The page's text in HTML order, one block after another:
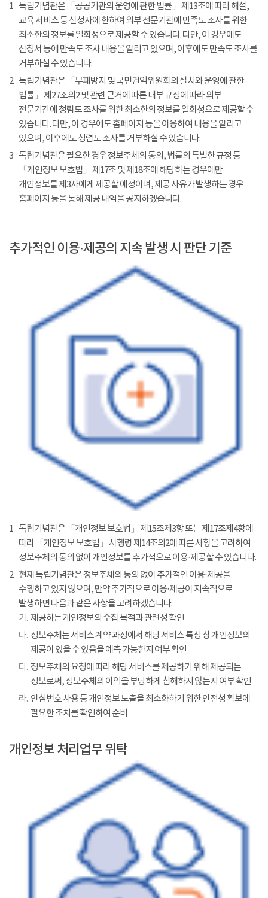
1 독립기념관은 「공공기관의 운영에 관한 법률」 제13조에 따라 해설,
교육 서비스 등 신청자에 한하여 외부 전문기관에 만족도 조사를 위한
최소한의 정보를 일회성으로 제공할 수 있습니다. 다만, 이 경우에도
신청서 등에 만족도 조사 내용을 알리고 있으며, 이후에도 만족도 조사를
거부하실 수 있습니다.
2 독립기념관은 「부패방지 및 국민권익위원회의 설치와 운영에 관한
법률」 제27조의2 및 관련 근거에 따른 내부 규정에 따라 외부
전문기간에 청렴도 조사를 위한 최소한의 정보를 일회성으로 제공할 수
있습니다. 다만, 이 경우에도 홈페이지 등을 이용하여 내용을 알리고
있으며, 이후에도 청렴도 조사를 거부하실 수 있습니다.
3 독립기념관은 필요한 경우 정보주체의 동의, 법률의 특별한 규정 등
「개인정보 보호법」 제17조 및 제18조에 해당하는 경우에만
개인정보를 제3자에게 제공할 예정이며, 제공 사유가 발생하는 경우
홈페이지 등을 통해 제공 내역을 공지하겠습니다.
추가적인 이용·제공의 지속 발생 시 판단 기준
1 독립기념관은 「개인정보 보호법」 제15조제3항 또는 제17조제4항에
따라 「개인정보 보호법」 시행령 제14조의2에 따른 사항을 고려하여
정보주체의 동의 없이 개인정보를 추가적으로 이용·제공할 수 있습니다.
2 현재 독립기념관은 정보주체의 동의 없이 추가적인 이용·제공을
수행하고 있지 않으며, 만약 추가적으로 이용·제공이 지속적으로
발생하면 다음과 같은 사항을 고려하겠습니다.
가. 제공하는 개인정보의 수집 목적과 관련성 확인
나. 정보주체는 서비스 계약 과정에서 해당 서비스 특성 상 개인정보의
제공이 있을 수 있음을 예측 가능한지 여부 확인
다. 정보주체의 요청에 따라 해당 서비스를 제공하기 위해 제공되는
정보로써, 정보주체의 이익을 부당하게 침해하지 않는지 여부 확인
라. 안심번호 사용 등 개인정보 노출을 최소화하기 위한 안전성 확보에
필요한 조치를 확인하여 준비
개인정보 처리업무 위탁